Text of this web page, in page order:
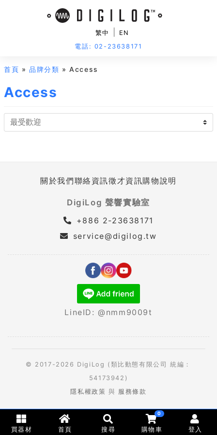
繁中
EN
電話: 02-23638171
首頁 »品牌分類 » Access
Access
關於我們聯絡資訊徵才資訊購物說明
DigiLog 聲響實驗室
+886 2-23638171
service@digilog.tw
LineID: @nmm9009t
© 2017-2026 DigiLog (類比動態有限公司 統編：
54173942)
隱私權政策 與 服務條款
買器材 首頁 搜尋
0
購物車 登入